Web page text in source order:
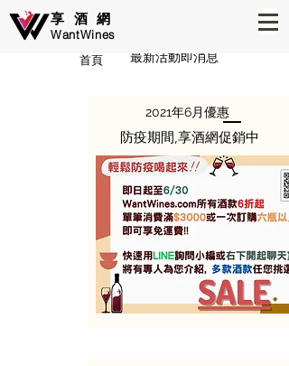
享酒網
WantWines
首頁 最新活動即消息
2021年6月優惠​
防疫期間,​享酒網促銷中